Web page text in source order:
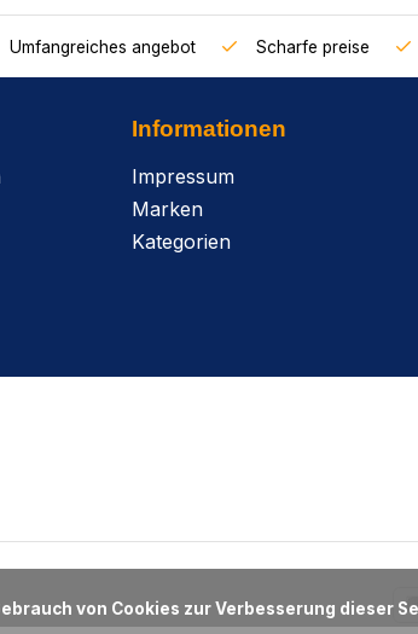
Umfangreiches angebot Scharfe preise
Informationen
Impressum
Marken
Kategorien